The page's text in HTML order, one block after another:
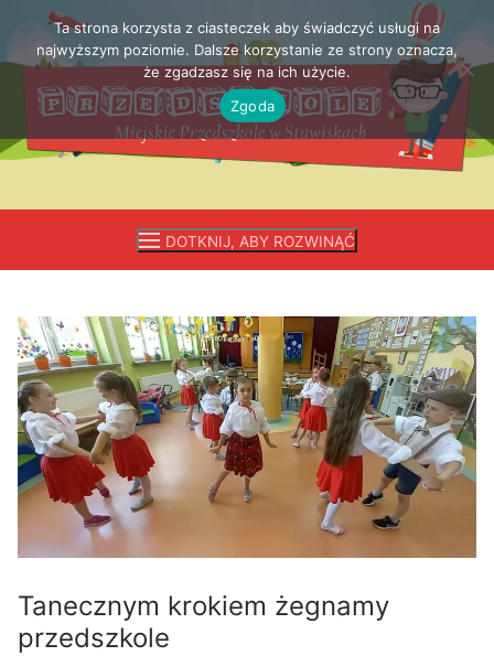
Przejdź
treści
DOTKNIJ, ABY ROZWINĄĆ
Tanecznym krokiem żegnamy
przedszkole
Ta strona korzysta z ciasteczek aby świadczyć usługi na
najwyższym poziomie. Dalsze korzystanie ze strony oznacza,
że zgadzasz się na ich użycie.
Zgoda